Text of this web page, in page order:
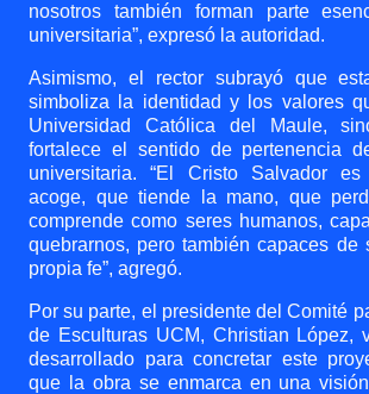
nosotros también forman parte
universitaria”, expresó la autoridad.
Asimismo, el rector subrayó que
simboliza la identidad y los valores
Universidad Católica del Maule,
fortalece el sentido de pertenencia
universitaria. “El Cristo Salvador
acoge, que tiende la mano, que
comprende como seres humanos,
quebrarnos, pero también capaces de
propia fe”, agregó.
Por su parte, el presidente del Comité
de Esculturas UCM, Christian López,
desarrollado para concretar este
que la obra se enmarca en una